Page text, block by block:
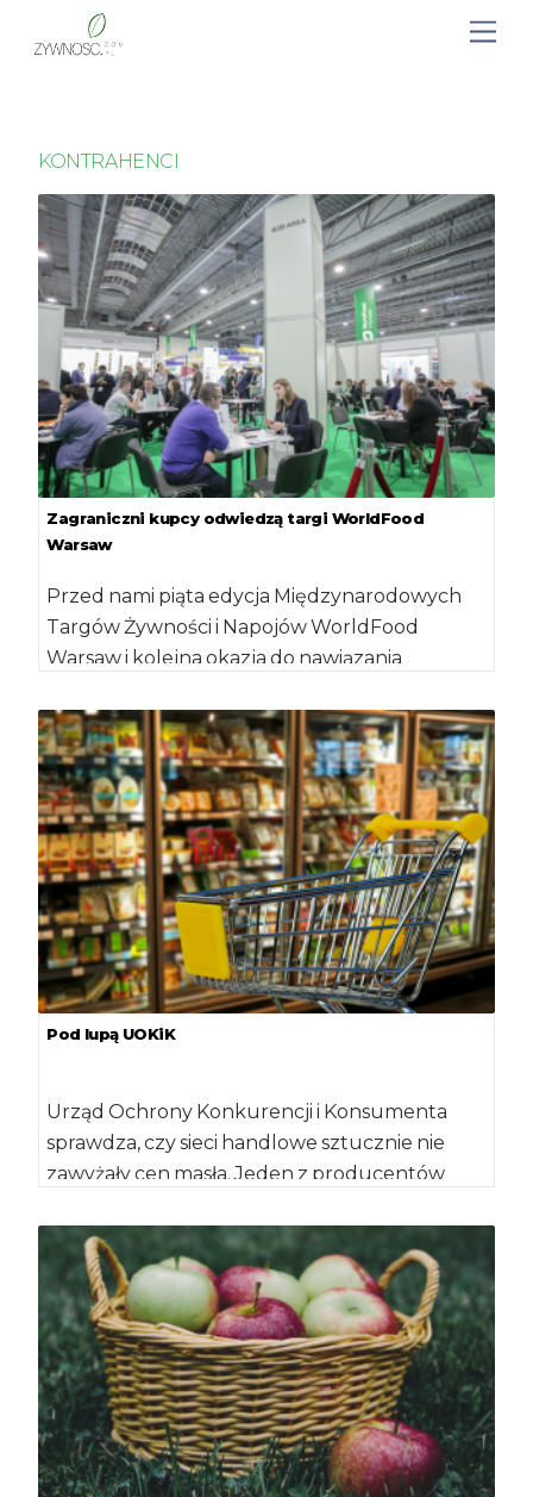
KONTRAHENCI
Zagraniczni kupcy odwiedzą targi WorldFood
Warsaw
Przed nami piąta edycja Międzynarodowych
Targów Żywności i Napojów WorldFood
Warsaw i kolejna okazja do nawiązania
Pod lupą UOKiK
Urząd Ochrony Konkurencji i Konsumenta
sprawdza, czy sieci handlowe sztucznie nie
zawyżały cen masła. Jeden z producentów